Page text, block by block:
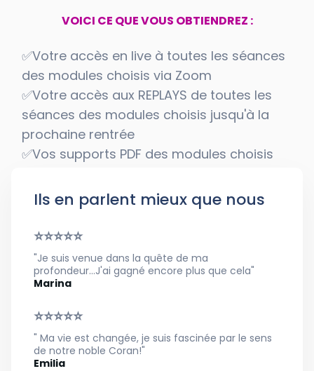
VOICI CE QUE VOUS OBTIENDREZ :
✅Votre accès en live à toutes les séances
des modules choisis via Zoom
✅Votre accès aux REPLAYS de toutes les
séances des modules choisis jusqu'à la
prochaine rentrée
✅Vos supports PDF des modules choisis
Ils en parlent mieux que nous
⭐⭐⭐⭐⭐
"Je suis venue dans la quête de ma
profondeur...J'ai gagné encore plus que cela"
Marina
⭐⭐⭐⭐⭐
" Ma vie est changée, je suis fascinée par le sens
de notre noble Coran!"
Emilia